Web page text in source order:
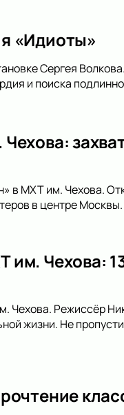
«Идиоты»
Сергея
и поиска
в МХТ им. Чехова.
в центре Москвы.
им. Чехова:
Чехова. Режиссёр
жизни. Не